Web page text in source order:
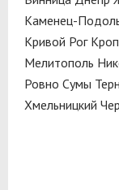
Каменец-
Кривой Рог
Мелитополь
Ровно Сумы
Хмельницкий